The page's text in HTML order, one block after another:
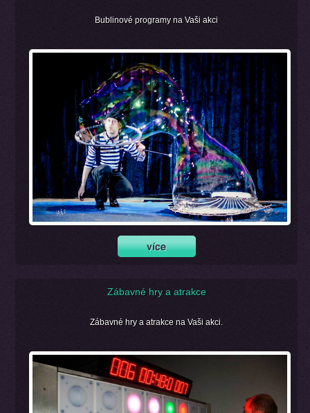
Bublinové programy na Vaši akci
Zábavné hry a atrakce
Zábavné hry a atrakce na Vaši akci.